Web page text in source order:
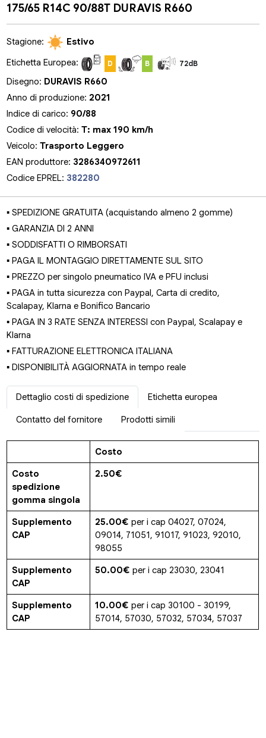
175/65 R14C 90/88T DURAVIS R660
Stagione:
Estivo
Etichetta Europea:
D B 72dB
Disegno: DURAVIS R660
Anno di produzione: 2021
Indice di carico: 90/88
Codice di velocità:T: max 190 km/h
Veicolo:Trasporto Leggero
EAN produttore: 3286340972611
Codice EPREL: 382280
▪ SPEDIZIONE GRATUITA (acquistando almeno 2 gomme)
▪ GARANZIA DI 2 ANNI
▪ SODDISFATTI O RIMBORSATI
▪ PAGA IL MONTAGGIO DIRETTAMENTE SUL SITO
▪ PREZZO per singolo pneumatico IVA e PFU inclusi
▪ PAGA in tutta sicurezza con Paypal, Carta di credito,
Scalapay, Klarna e Bonifico Bancario
▪ PAGA IN 3 RATE SENZA INTERESSI con Paypal, Scalapay e
Klarna
▪ FATTURAZIONE ELETTRONICA ITALIANA
▪ DISPONIBILITÀ AGGIORNATA in tempo reale
Dettaglio costi di spedizione Etichetta europea
Contatto del fornitore Prodotti simili
Costo
Costo
spedizione
gomma singola
2.50€
Supplemento
CAP
25.00€ per i cap 04027, 07024,
09014, 71051, 91017, 91023, 92010,
98055
Supplemento
CAP
50.00€ per i cap 23030, 23041
Supplemento
CAP
10.00€ per i cap 30100 - 30199,
57014, 57030, 57032, 57034, 57037